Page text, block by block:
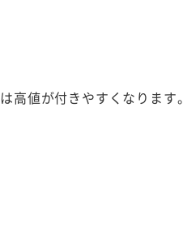
高値が付きやすくなります。